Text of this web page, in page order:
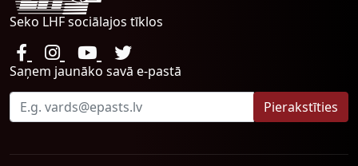
Seko LHF sociālajos tīklos
Saņem jaunāko savā e-pastā